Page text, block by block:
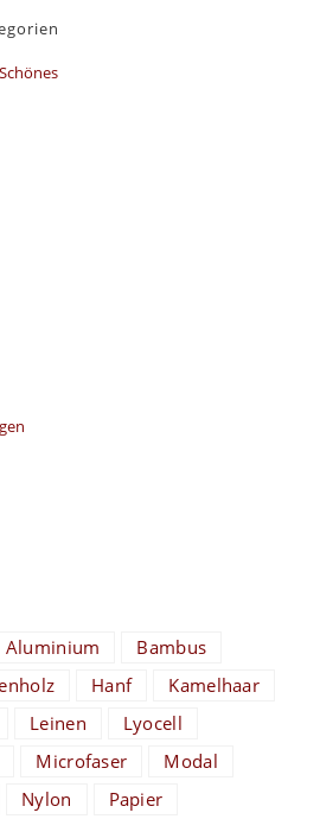
Aluminium
Bambus
Hanf
Kamelhaar
Leinen
Lyocell
Microfaser
Modal
Nylon
Papier